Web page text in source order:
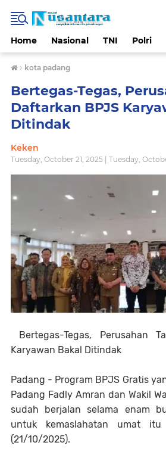
Home Nasional TNI Polri
› kota padang
Bertegas-Tegas,
Daftarkan BPJS
Ditindak
Keken
Tuesday, October 21, 2025 | Tuesday,
Bertegas-Tegas, Perusahan
Karyawan Bakal Ditindak
Padang - Program BPJS Gratis
Padang Fadly Amran dan Wakil
sudah berjalan selama enam
untuk kemaslahatan umat itu
(21/10/2025).